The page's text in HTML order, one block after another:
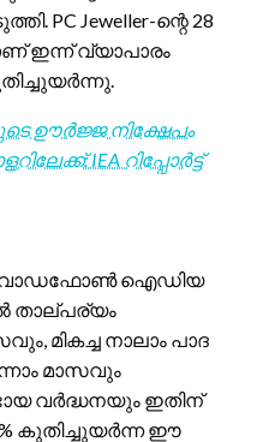
PC Jeweller-ന്റെ 28
ഇന്ന് വ്യാപാരം
ഊർജ്ജ നിക്ഷേപം
IEA റിപ്പോർട്ട്
വോഡഫോൺ ഐഡിയ
താല്പര്യം
മികച്ച നാലാം പാദ
മാസവും
വർദ്ധനയും ഇതിന്
കുതിച്ചുയർന്ന ഈ